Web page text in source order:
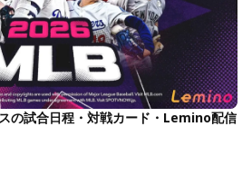
の試合日程・対戦カード・Lemino配信